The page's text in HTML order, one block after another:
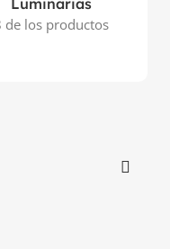
Luminarias
de los productos